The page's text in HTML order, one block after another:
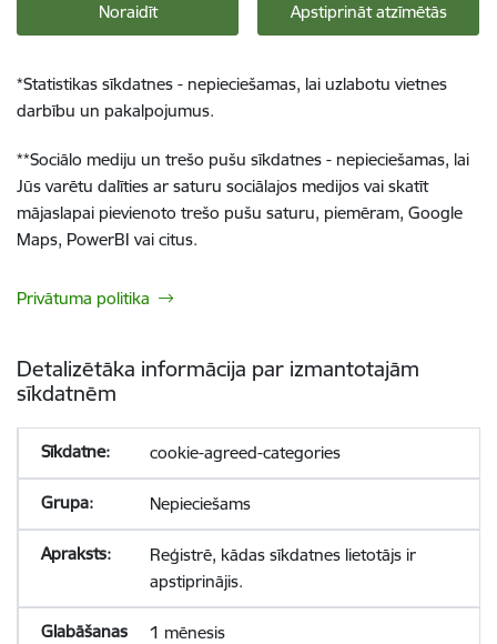
Noraidīt Apstiprināt atzīmētās
*Statistikas sīkdatnes - nepieciešamas, lai uzlabotu vietnes
darbību un pakalpojumus.
**Sociālo mediju un trešo pušu sīkdatnes - nepieciešamas, lai
Jūs varētu dalīties ar saturu sociālajos medijos vai skatīt
mājaslapai pievienoto trešo pušu saturu, piemēram, Google
Maps, PowerBI vai citus.
Privātuma politika
Detalizētāka informācija par izmantotajām
sīkdatnēm
cookie-agreed-categories
Nepieciešams
Reģistrē, kādas sīkdatnes lietotājs ir
apstiprinājis.
1 mēnesis